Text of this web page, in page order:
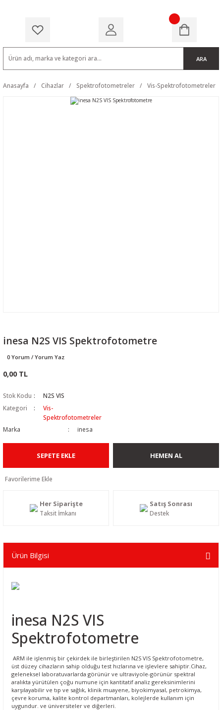
ARA
Anasayfa Cihazlar Spektrofotometreler Vis-Spektrofotometreler
inesa N2S VIS Spektrofotometre
0 Yorum / Yorum Yaz
0,00 TL
Stok Kodu
N2S VIS
Kategori
Vis-
Spektrofotometreler
Marka
inesa
SEPETE EKLE HEMEN AL
Her Siparişte
Taksit İmkanı
Satış Sonrası
Destek
Ürün Bilgisi
inesa N2S VIS
Spektrofotometre
ARM ile işlenmiş bir çekirdek ile birleştirilen N2S VIS Spektrofotometre,
üst düzey cihazların sahip olduğu test hızlarına ve işlevlere sahiptir.Cihaz,
geleneksel laboratuvarlarda görünür ve ultraviyole-görünür spektral
aralıkta yürütülen çoğu numune için kantitatif analiz gereksinimlerini
karşılayabilir ve tıp ve sağlık, klinik muayene, biyokimyasal, petrokimya,
çevre koruma, kalite kontrol departmanları, kolejlerde kullanım için
uygundur. ve üniversiteler ve diğerleri.